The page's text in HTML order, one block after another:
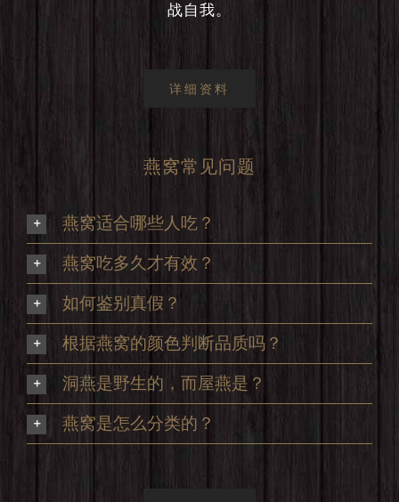
战自我。
详细资料
燕窝常见问题
燕窝适合哪些人吃？
燕窝吃多久才有效？
如何鉴别真假？
根据燕窝的颜色判断品质吗？
洞燕是野生的，而屋燕是？
燕窝是怎么分类的？